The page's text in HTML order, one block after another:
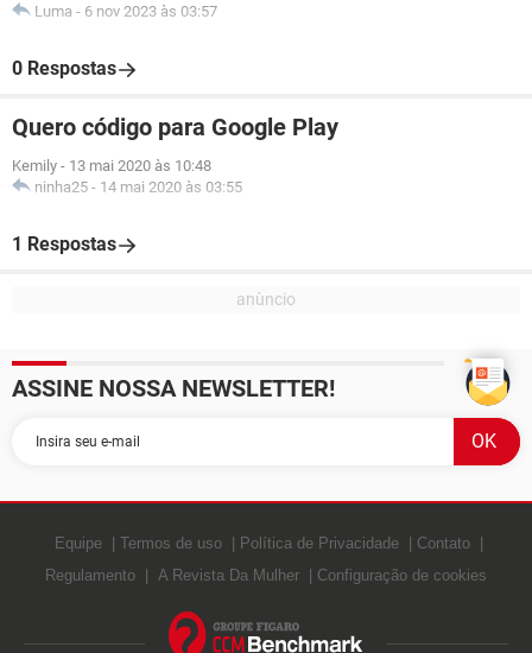
Luma - 6 nov 2023 às 03:57
0 Respostas
Quero código para Google Play
Kemily - 13 mai 2020 às 10:48
ninha25 - 14 mai 2020 às 03:55
1 Respostas
ASSINE NOSSA NEWSLETTER!
Equipe Termos de uso Política de Privacidade
Contato
Regulamento
A Revista Da Mulher Configuração de cookies